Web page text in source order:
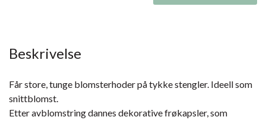
Beskrivelse
Får store, tunge blomsterhoder på tykke stengler. Ideell som
snittblomst.
Etter avblomstring dannes dekorative frøkapsler, som